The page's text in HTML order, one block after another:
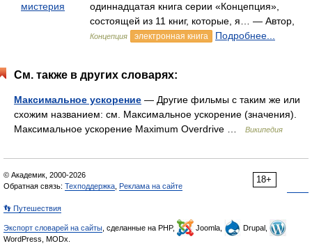
мистерия
одиннадцатая книга серии «Концепция»,
состоящей из 11 книг, которые, я… — Автор,
Концепция электронная книга Подробнее...
См. также в других словарях:
Максимальное ускорение — Другие фильмы с таким же или
схожим названием: см. Максимальное ускорение (значения).
Максимальное ускорение Maximum Overdrive …
Википедия
18+
© Академик, 2000-2026
Обратная связь: Техподдержка Реклама на сайте
👣 Путешествия
Экспорт словарей на сайты , сделанные на PHP, Joomla,
Drupal,
WordPress, MODx.